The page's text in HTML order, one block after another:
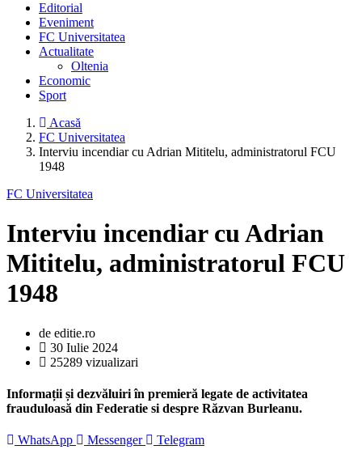
Editorial
Eveniment
FC Universitatea
Actualitate
Oltenia
Economic
Sport
Acasă
FC Universitatea
Interviu incendiar cu Adrian Mititelu, administratorul FCU
1948
FC Universitatea
Interviu incendiar cu Adrian
Mititelu, administratorul FCU
1948
de editie.ro
30 Iulie 2024
25289 vizualizari
Informații și dezvăluiri în premieră legate de activitatea
frauduloasă din Federatie si despre Răzvan Burleanu.
WhatsApp Messenger Telegram